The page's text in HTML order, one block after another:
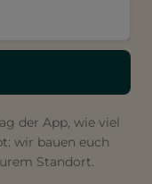
der App, wie viel
wir bauen euch
Standort.